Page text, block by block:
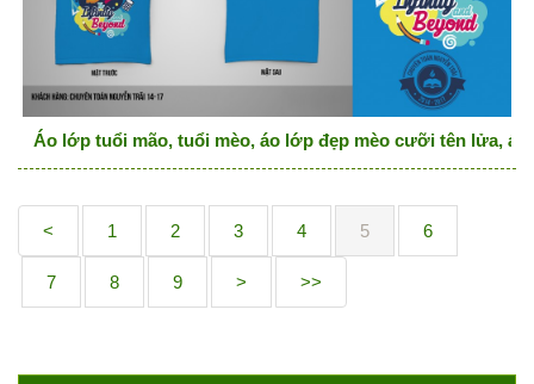
Áo lớp tuổi mão, tuổi mèo, áo lớp đẹp mèo cưỡi tên lửa, áo
< 1 2 3 4 5 6
7 8 9 > >>